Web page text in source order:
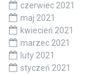
czerwiec 2021
maj 2021
kwiecień 2021
marzec 2021
luty 2021
styczeń 2021